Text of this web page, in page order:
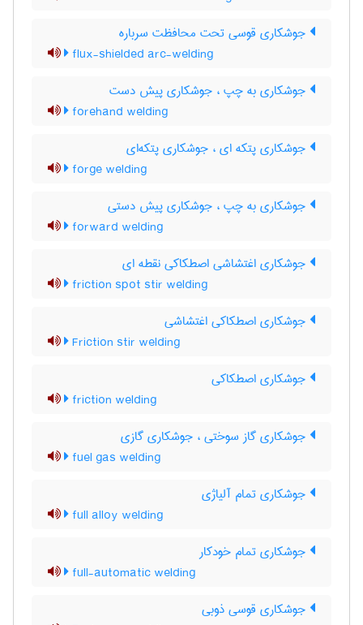
جوشکاری قوسی تحت محافظت سرباره
flux-shielded arc-welding
جوشکاری به چپ ، جوشکاری پیش دست
forehand welding
جوشکاری پتکه ای ، جوشکاری پتکه‌ای
forge welding
جوشکاری به چپ ، جوشکاری پیش دستی
forward welding
جوشکاری اغتشاشی اصطکاکی نقطه ای
friction spot stir welding
جوشکاری اصطکاکی اغتشاشی
Friction stir welding
جوشکاری اصطکاکی
friction welding
جوشکاری گاز سوختی ، جوشکاری گازی
fuel gas welding
جوشکاری تمام آلیاژی
full alloy welding
جوشکاری تمام خودکار
full-automatic welding
جوشکاری قوسی ذوبی